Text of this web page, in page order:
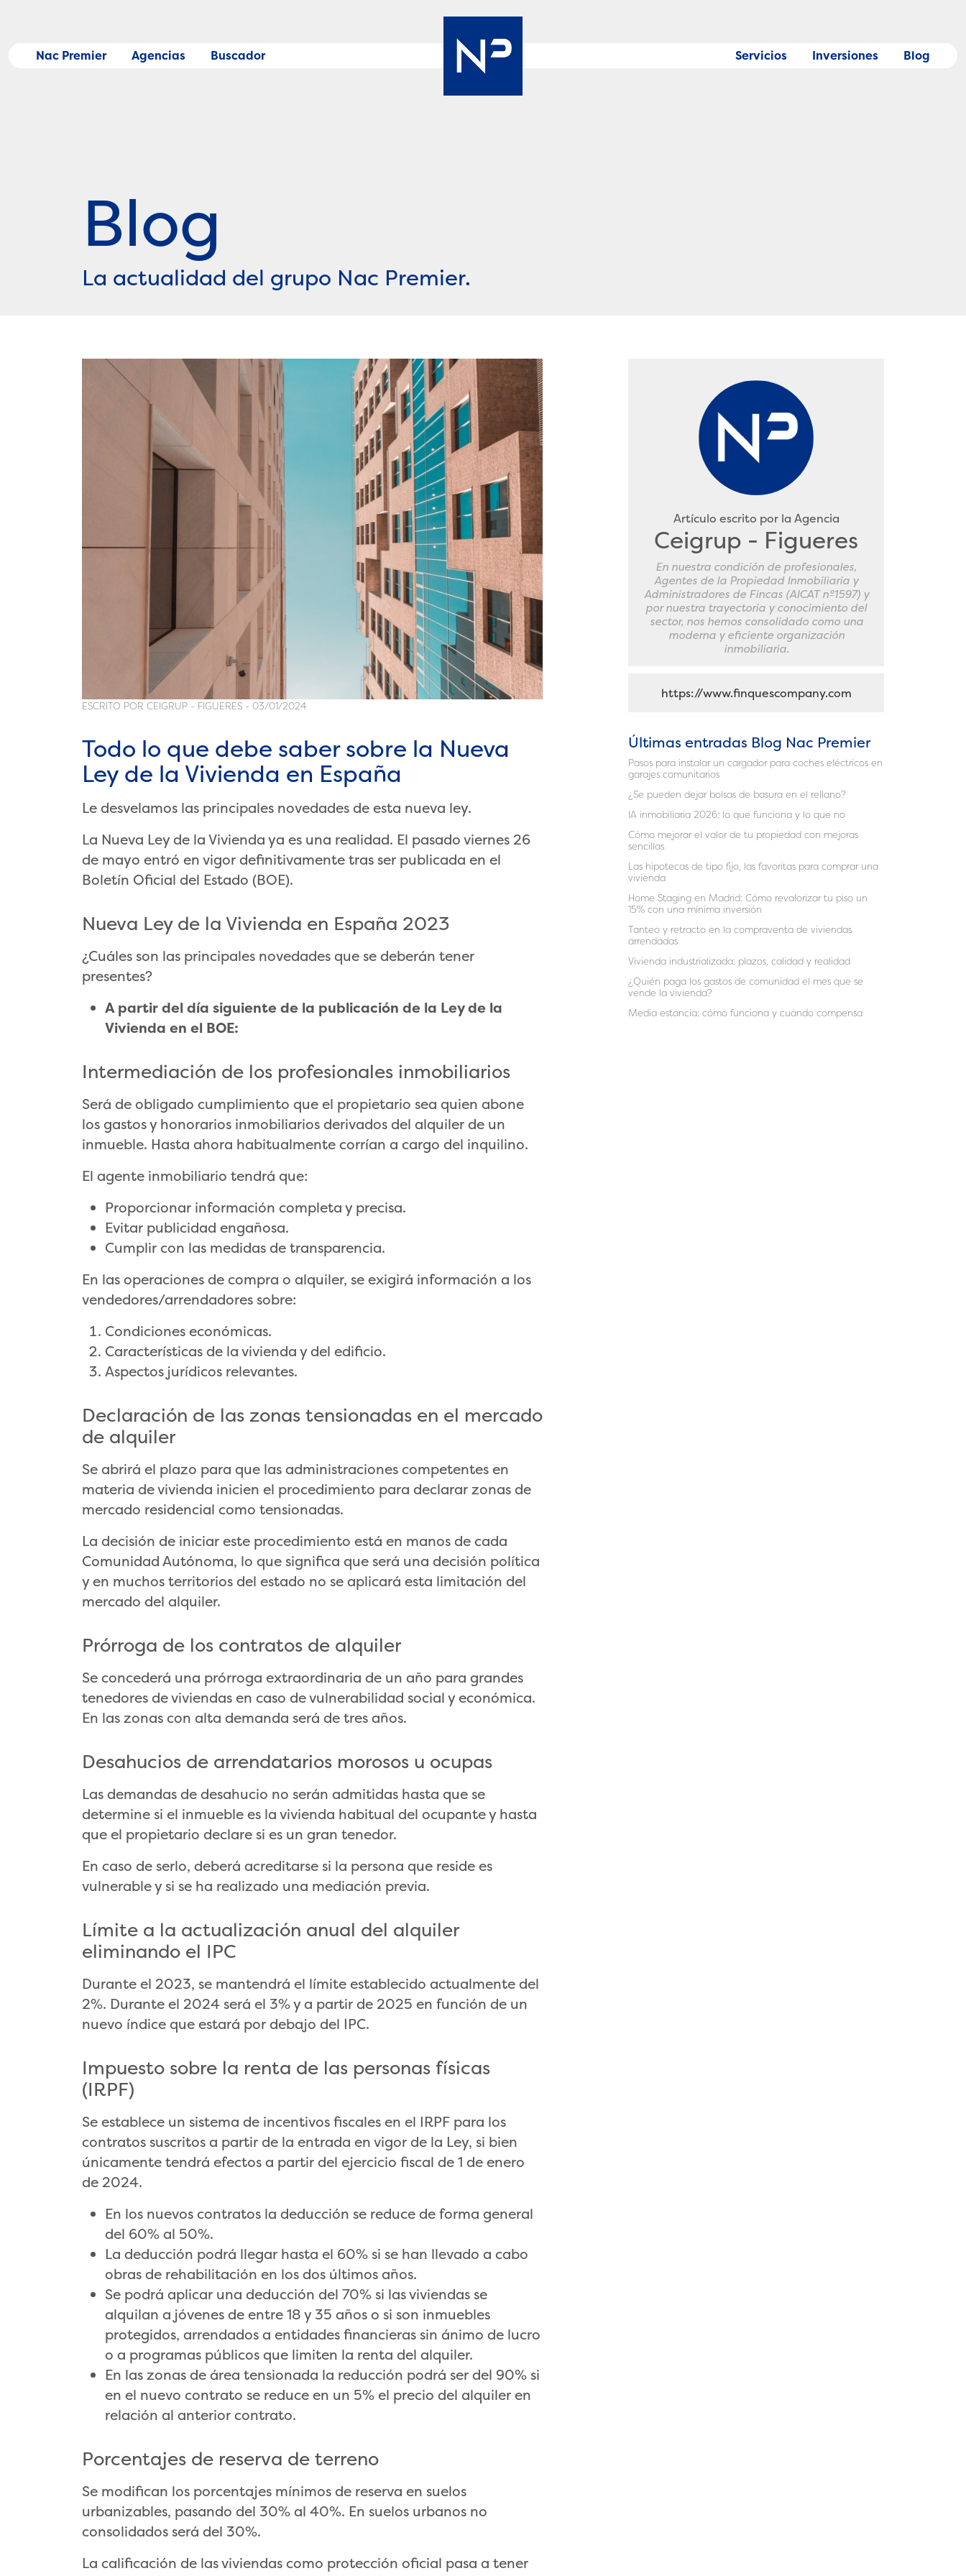
Nac Premier Agencias Buscador Servicios Inversiones Blog
Blog
La actualidad del grupo Nac Premier.
ESCRITO POR CEIGRUP - FIGUERES - 03/01/2024
Todo lo que debe saber sobre la Nueva
Ley de la Vivienda en España
Le desvelamos las principales novedades de esta nueva ley.
La Nueva Ley de la Vivienda ya es una realidad. El pasado viernes 26
de mayo entró en vigor definitivamente tras ser publicada en el
Boletín Oficial del Estado (BOE).
Nueva Ley de la Vivienda en España 2023
¿Cuáles son las principales novedades que se deberán tener
presentes?
A partir del día siguiente de la publicación de la Ley de la
Vivienda en el BOE:
Intermediación de los profesionales inmobiliarios
Será de obligado cumplimiento que el propietario sea quien abone
los gastos y honorarios inmobiliarios derivados del alquiler de un
inmueble. Hasta ahora habitualmente corrían a cargo del inquilino.
El agente inmobiliario tendrá que:
Proporcionar información completa y precisa.
Evitar publicidad engañosa.
Cumplir con las medidas de transparencia.
En las operaciones de compra o alquiler, se exigirá información a los
vendedores/arrendadores sobre:
Condiciones económicas.
Características de la vivienda y del edificio.
Aspectos jurídicos relevantes.
Declaración de las zonas tensionadas en el mercado
de alquiler
Se abrirá el plazo para que las administraciones competentes en
materia de vivienda inicien el procedimiento para declarar zonas de
mercado residencial como tensionadas.
La decisión de iniciar este procedimiento está en manos de cada
Comunidad Autónoma, lo que significa que será una decisión política
y en muchos territorios del estado no se aplicará esta limitación del
mercado del alquiler.
Prórroga de los contratos de alquiler
Se concederá una prórroga extraordinaria de un año para grandes
tenedores de viviendas en caso de vulnerabilidad social y económica.
En las zonas con alta demanda será de tres años.
Desahucios de arrendatarios morosos u ocupas
Las demandas de desahucio no serán admitidas hasta que se
determine si el inmueble es la vivienda habitual del ocupante y hasta
que el propietario declare si es un gran tenedor.
En caso de serlo, deberá acreditarse si la persona que reside es
vulnerable y si se ha realizado una mediación previa.
Límite a la actualización anual del alquiler
eliminando el IPC
Durante el 2023, se mantendrá el límite establecido actualmente del
2%. Durante el 2024 será el 3% y a partir de 2025 en función de un
nuevo índice que estará por debajo del IPC.
Impuesto sobre la renta de las personas físicas
(IRPF)
Se establece un sistema de incentivos fiscales en el IRPF para los
contratos suscritos a partir de la entrada en vigor de la Ley, si bien
únicamente tendrá efectos a partir del ejercicio fiscal de 1 de enero
de 2024.
En los nuevos contratos la deducción se reduce de forma general
del 60% al 50%.
La deducción podrá llegar hasta el 60% si se han llevado a cabo
obras de rehabilitación en los dos últimos años.
Se podrá aplicar una deducción del 70% si las viviendas se
alquilan a jóvenes de entre 18 y 35 años o si son inmuebles
protegidos, arrendados a entidades financieras sin ánimo de lucro
o a programas públicos que limiten la renta del alquiler.
En las zonas de área tensionada la reducción podrá ser del 90% si
en el nuevo contrato se reduce en un 5% el precio del alquiler en
relación al anterior contrato.
Porcentajes de reserva de terreno
Se modifican los porcentajes mínimos de reserva en suelos
urbanizables, pasando del 30% al 40%. En suelos urbanos no
consolidados será del 30%.
La calificación de las viviendas como protección oficial pasa a tener
Artículo escrito por la Agencia
Ceigrup - Figueres
En nuestra condición de profesionales,
Agentes de la Propiedad Inmobiliaria y
Administradores de Fincas (AICAT nº1597) y
por nuestra trayectoria y conocimiento del
sector, nos hemos consolidado como una
moderna y eficiente organización
inmobiliaria.
https://www.finquescompany.com
Últimas entradas Blog Nac Premier
Pasos para instalar un cargador para coches eléctricos en
garajes comunitarios
¿Se pueden dejar bolsas de basura en el rellano?
IA inmobiliaria 2026: lo que funciona y lo que no
Cómo mejorar el valor de tu propiedad con mejoras
sencillas
Las hipotecas de tipo fijo, las favoritas para comprar una
vivienda
Home Staging en Madrid: Cómo revalorizar tu piso un
15% con una mínima inversión
Tanteo y retracto en la compraventa de viviendas
arrendadas
Vivienda industrializada: plazos, calidad y realidad
¿Quién paga los gastos de comunidad el mes que se
vende la vivienda?
Media estancia: cómo funciona y cuándo compensa